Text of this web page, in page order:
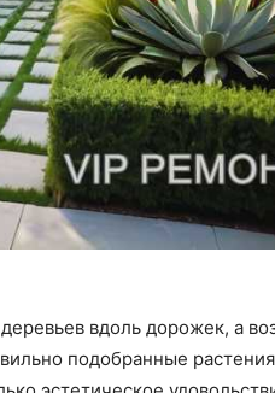
вдоль дорожек, а
подобранные